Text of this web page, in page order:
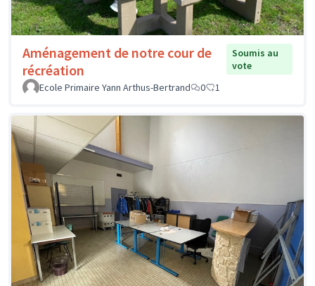
Aménagement de notre cour de
récréation
Soumis au
vote
Ecole Primaire Yann Arthus-Bertrand
0 1